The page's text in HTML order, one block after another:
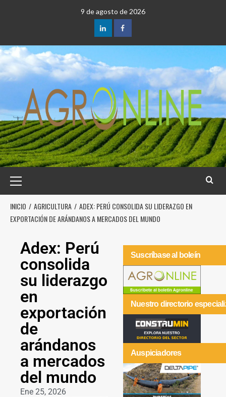
9 de agosto de 2026
INICIO AGRICULTURA
ADEX: PERÚ CONSOLIDA SU LIDERAZGO EN
EXPORTACIÓN DE ARÁNDANOS A MERCADOS DEL MUNDO
Adex: Perú
consolida
su liderazgo
en
exportación
de
arándanos
a mercados
del mundo
Ene 25, 2026
Suscríbase al boleín
Nuestro directorio
Auspiciadores